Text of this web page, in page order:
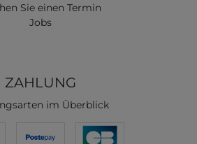
Sie einen Termin
Jobs
ZAHLUNG
im Überblick